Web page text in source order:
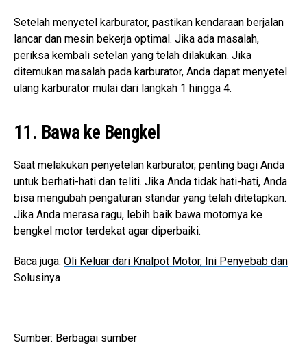
Setelah menyetel karburator, pastikan kendaraan berjalan
lancar dan mesin bekerja optimal. Jika ada masalah,
periksa kembali setelan yang telah dilakukan. Jika
ditemukan masalah pada karburator, Anda dapat menyetel
ulang karburator mulai dari langkah 1 hingga 4.
11. Bawa ke Bengkel
Saat melakukan penyetelan karburator, penting bagi Anda
untuk berhati-hati dan teliti. Jika Anda tidak hati-hati, Anda
bisa mengubah pengaturan standar yang telah ditetapkan.
Jika Anda merasa ragu, lebih baik bawa motornya ke
bengkel motor terdekat agar diperbaiki.
Baca juga: Oli Keluar dari Knalpot Motor, Ini Penyebab dan
Solusinya
Sumber: Berbagai sumber